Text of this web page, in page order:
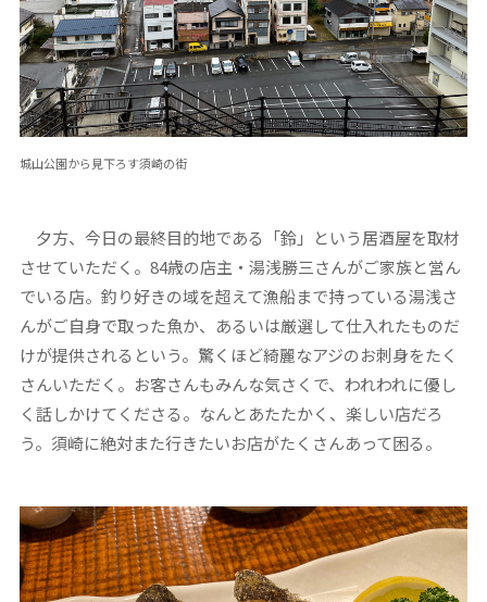
城山公園から見下ろす須崎の街
夕方、今日の最終目的地である「鈴」という居酒屋を取材
させていただく。84歳の店主・湯浅勝三さんがご家族と営ん
でいる店。釣り好きの域を超えて漁船まで持っている湯浅さ
んがご自身で取った魚か、あるいは厳選して仕入れたものだ
けが提供されるという。驚くほど綺麗なアジのお刺身をたく
さんいただく。お客さんもみんな気さくで、われわれに優し
く話しかけてくださる。なんとあたたかく、楽しい店だろ
う。須崎に絶対また行きたいお店がたくさんあって困る。